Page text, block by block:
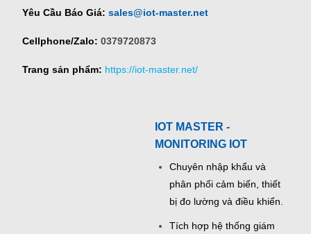
Yêu Cầu Báo Giá: sales@iot-master.net
Cellphone/Zalo: 0379720873
Trang sản phẩm: https://iot-master.net/
IOT MASTER -
MONITORING IOT
Chuyên nhập khẩu và
phân phối cảm biến, thiết
bị đo lường và điều khiển.
Tích hợp hệ thống giám